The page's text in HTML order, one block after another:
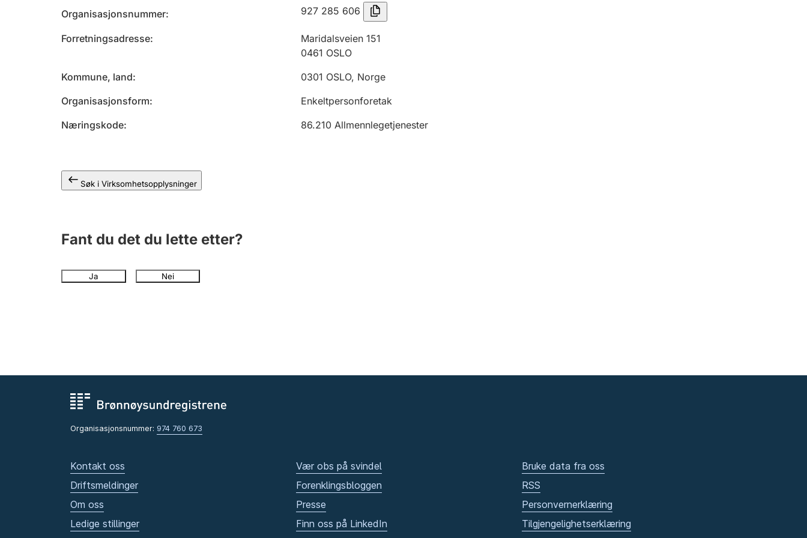
Organisasjonsnummer 927 285 606
Forretningsadresse
Maridalsveien 151
0461 OSLO
Kommune, land
0301 OSLO, Norge
Organisasjonsform
Enkeltpersonforetak
Næringskode
86.210 Allmennlegetjenester
Søk i Virksomhetsopplysninger
Fant du det du lette etter?
Ja Nei
Organisasjonsnummer: 974 760 673
Kontakt oss
Driftsmeldinger
Om oss
Ledige stillinger
Vær obs på svindel
Forenklingsbloggen
Presse
Finn oss på LinkedIn
Bruke data fra oss
RSS
Personvernerklæring
Tilgjengelighetserklæring